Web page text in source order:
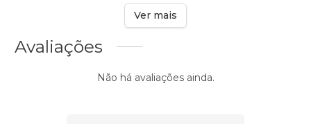
Ver mais
Avaliações
Não há avaliações ainda.